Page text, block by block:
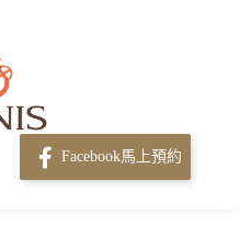
Facebook馬上預約